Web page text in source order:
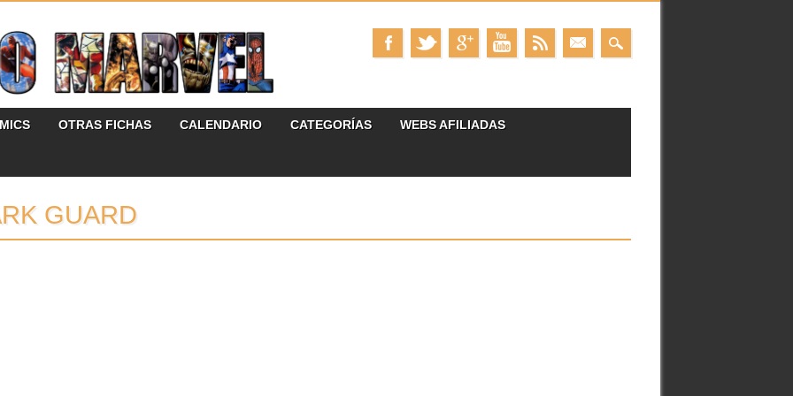
OTRAS FICHAS CALENDARIO CATEGORÍAS WEBS AFILIADAS
GUARD